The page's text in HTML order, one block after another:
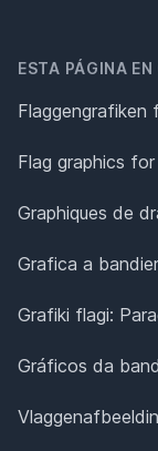
ESTA PÁGINA
Flaggengrafiken
Flag graphics
Graphiques de
Grafica a
Grafiki flagi:
Gráficos da